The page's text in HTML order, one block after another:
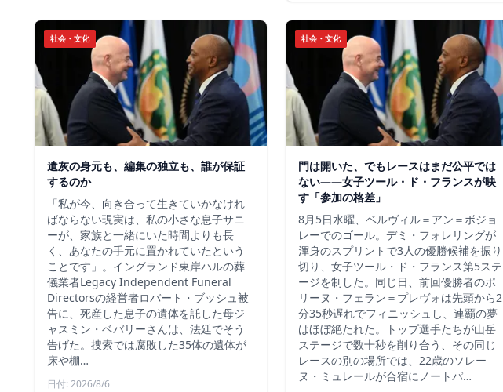
社会・文化
遺灰の身元も、編集の独立も、誰が保証
するのか
「私が今、向き合って生きていかなけれ
ばならない現実は、私の小さな息子サニ
ーが、家族と一緒にいた時間よりも長
く、あなたの手元に置かれていたという
ことです」。イングランド東岸ハルの葬
儀業者Legacy Independent Funeral
Directorsの経営者ロバート・ブッシュ被
告に、死産した息子の遺体を託した母ジ
ャスミン・ベバリーさんは、法廷でそう
告げた。捜索では腐敗した35体の遺体が
床や棚…
日付: 2026/8/6
社会・文化
門は開いた、でもレースはまだ公平では
ない――女子ツール・ド・フランスが映
す「参加の格差」
8月5日水曜、ベルヴィル＝アン＝ボジョ
レーでのゴール。デミ・フォレリングが
渾身のスプリントで3人の優勝候補を振り
切り、女子ツール・ド・フランス第5ステ
ージを制した。同じ日、前回優勝者のポ
リーヌ・フェラン＝プレヴォは先頭から2
分35秒遅れでフィニッシュし、連覇の夢
はほぼ絶たれた。トップ選手たちが山岳
ステージで数十秒を削り合う、その同じ
レースの別の場所では、22歳のソレー
ヌ・ミュレールが合宿にノートパ…